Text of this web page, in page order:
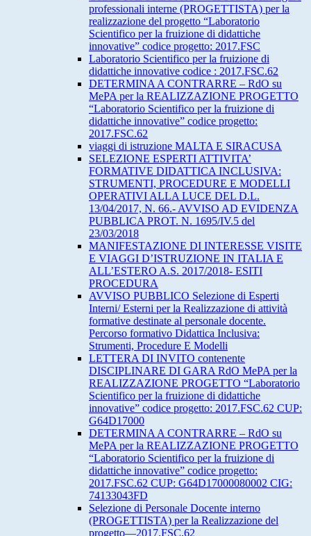
professionali interne (PROGETTISTA) per la
realizzazione del progetto “Laboratorio
Scientifico per la fruizione di didattiche
innovative” codice progetto: 2017.FSC
Laboratorio Scientifico per la fruizione di
didattiche innovative codice : 2017.FSC.62
DETERMINA A CONTRARRE – RdO su
MePA per la REALIZZAZIONE PROGETTO
“Laboratorio Scientifico per la fruizione di
didattiche innovative” codice progetto:
2017.FSC.62
viaggi di istruzione MALTA E SIRACUSA
SELEZIONE ESPERTI ATTIVITA’
FORMATIVE DIDATTICA INCLUSIVA:
STRUMENTI, PROCEDURE E MODELLI
OPERATIVI ALLA LUCE DEL D.L.
13/04/2017, N. 66.- AVVISO AD EVIDENZA
PUBBLICA PROT. N. 1695/IV.5 del
23/03/2018
MANIFESTAZIONE DI INTERESSE VISITE
E VIAGGI D’ISTRUZIONE IN ITALIA E
ALL’ESTERO A.S. 2017/2018- ESITI
PROCEDURA
AVVISO PUBBLICO Selezione di Esperti
Interni/ Esterni per la Realizzazione di attività
formative destinate al personale docente.
Percorso formativo Didattica Inclusiva:
Strumenti, Procedure E Modelli
LETTERA DI INVITO contenente
DISCIPLINARE DI GARA RdO MePA per la
REALIZZAZIONE PROGETTO “Laboratorio
Scientifico per la fruizione di didattiche
innovative” codice progetto: 2017.FSC.62 CUP:
G64D17000
DETERMINA A CONTRARRE – RdO su
MePA per la REALIZZAZIONE PROGETTO
“Laboratorio Scientifico per la fruizione di
didattiche innovative” codice progetto:
2017.FSC.62 CUP: G64D17000080002 CIG:
74133043FD
Selezione di Personale Docente interno
(PROGETTISTA) per la Realizzazione del
progetto—2017.FSC.62